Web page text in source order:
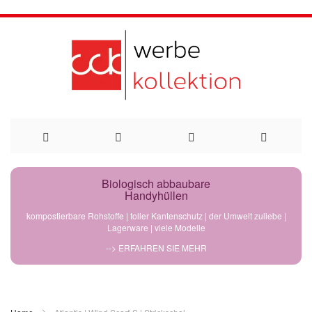
Direkt
Biologisch abbaubare
Handyhüllen
kompostierbare Rohstoffe | toller Kantenschutz | der Umwelt zuliebe |
Lagerware | viele Modelle
--> ERFAHREN SIE MEHR